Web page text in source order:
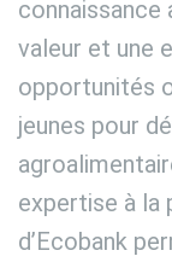
connaissance
valeur et une
opportunités
jeunes pour
expertise à la
d’Ecobank